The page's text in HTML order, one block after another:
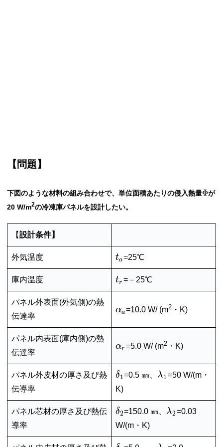
【問題】
下図のような材料の組み合わせで、単位面積あたりの侵入熱量Φが
20 W/m2の冷凍庫パネルを設計したい。
【設計条件】
外気温度 ta=25℃
庫内温度 tr =－25℃
パネル外表面(外気側)の熱
伝達率
αa=10.0 W/ (m2 ・K)
パネル内表面(庫内側)の熱
伝達率
αr =5.0 W/ (m2・K)
パネル外皮材の厚さ及び熱
伝導率
δ1=0.5 ㎜、 λ1=50 W/(m・
K)
パネル芯材の厚さ及び熱伝
導率
δ2=150.0 ㎜、 λ2=0.03
W/(m・K)